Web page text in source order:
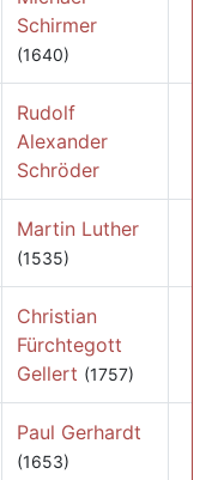
Schirmer
(1640)
Rudolf
Alexander
Schröder
Martin Luther
(1535)
Christian
Fürchtegott
Gellert (1757)
Paul Gerhardt
(1653)